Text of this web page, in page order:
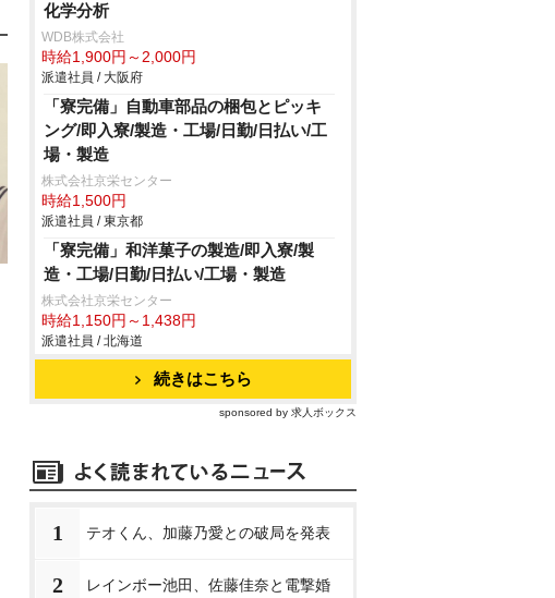
化学分析
WDB株式会社
時給1,900円～2,000円
派遣社員 / 大阪府
「寮完備」自動車部品の梱包とピッキ
ング/即入寮/製造・工場/日勤/日払い/工
場・製造
株式会社京栄センター
時給1,500円
派遣社員 / 東京都
「寮完備」和洋菓子の製造/即入寮/製
造・工場/日勤/日払い/工場・製造
株式会社京栄センター
時給1,150円～1,438円
派遣社員 / 北海道
続きはこちら
sponsored by 求人ボックス
1 テオくん、加藤乃愛との破局を発表
2 レインボー池田、佐藤佳奈と電撃婚